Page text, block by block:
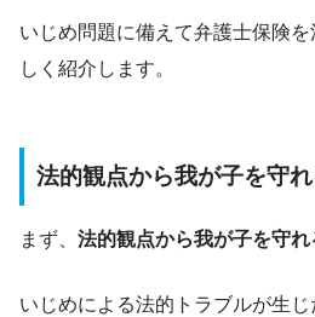
いじめ問題に備えて弁護士保険
しく紹介します。
法的観点から我が子を守
まず、 法的観点から我が子を守れ
いじめによる法的トラブルが生